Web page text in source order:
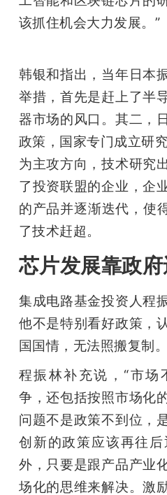
该抓住机会大力发展。”
韩银和指出，当年日本
举措，首先是赶上了半
器市场的风口。其二，
政策，国家专门成立研
为主攻方向，技术研究
了投资联盟的企业，企
的产品并逐渐迭代，使
了技术赶超。
芯片发展靠政
集成电路基金投资人程
他不是特别看好政策，
国国情，无法照搬复制。
程振林补充说，“市场
争，还包括按照市场化
问题不是政策不到位，
创新的政策应该再往
外，只要是跟产品产业
场化的思维来解决。激